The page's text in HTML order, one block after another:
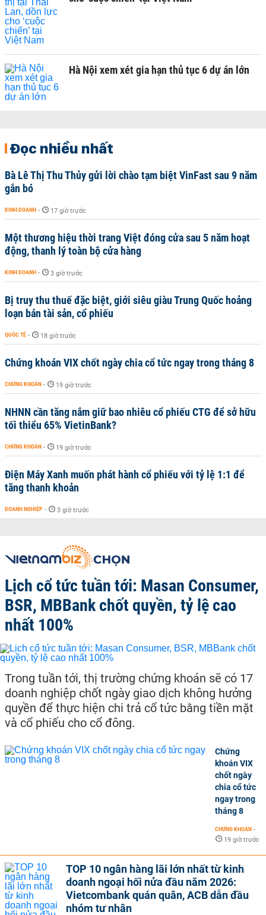
Hà Nội xem xét gia hạn thủ tục 6 dự án lớn
Đọc nhiều nhất
Bà Lê Thị Thu Thủy gửi lời chào tạm biệt VinFast sau 9 năm
gắn bó
KINH DOANH - 17 giờ trước
Một thương hiệu thời trang Việt đóng cửa sau 5 năm hoạt
động, thanh lý toàn bộ cửa hàng
KINH DOANH - 3 giờ trước
Bị truy thu thuế đặc biệt, giới siêu giàu Trung Quốc hoảng
loạn bán tài sản, cổ phiếu
QUỐC TẾ - 18 giờ trước
Chứng khoán VIX chốt ngày chia cổ tức ngay trong tháng 8
CHỨNG KHOÁN - 19 giờ trước
NHNN cần tăng nắm giữ bao nhiêu cổ phiếu CTG để sở hữu
tối thiểu 65% VietinBank?
CHỨNG KHOÁN - 19 giờ trước
Điện Máy Xanh muốn phát hành cổ phiếu với tỷ lệ 1:1 để
tăng thanh khoản
DOANH NGHIỆP - 3 giờ trước
Lịch cổ tức tuần tới: Masan Consumer,
BSR, MBBank chốt quyền, tỷ lệ cao
nhất 100%
Trong tuần tới, thị trường chứng khoán sẽ có 17
doanh nghiệp chốt ngày giao dịch không hưởng
quyền để thực hiện chi trả cổ tức bằng tiền mặt
và cổ phiếu cho cổ đông.
Chứng
khoán VIX
chốt ngày
chia cổ tức
ngay trong
tháng 8
CHỨNG KHOÁN -
19 giờ trước
TOP 10 ngân hàng lãi lớn nhất từ kinh
doanh ngoại hối nửa đầu năm 2026:
Vietcombank quán quân, ACB dẫn đầu
nhóm tư nhân